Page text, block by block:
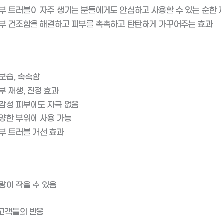
트러블이 자주 생기는 분들에게도 안심하고 사용할 수 있는 순한
건조함을 해결하고 피부를 촉촉하고 탄탄하게 가꾸어주는 효과
습, 촉촉함
재생, 진정 효과
성 피부에도 자극 없음
한 부위에 사용 가능
트러블 개선 효과
이 작을 수 있음
객들의 반응